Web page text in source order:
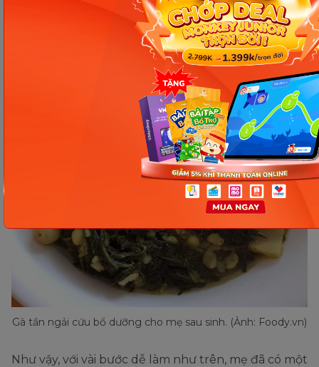
thủ ăn khi còn nóng.
Gà tần ngải cứu bổ dưỡng cho mẹ sau sinh. (Ảnh: Foody.vn)
Như vậy, với vài bước dễ làm như trên, mẹ đã có một